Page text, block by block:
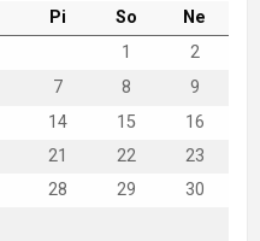
Pi So
Ne
1
2
7 8
9
14 15
16
21 22
23
28 29
30